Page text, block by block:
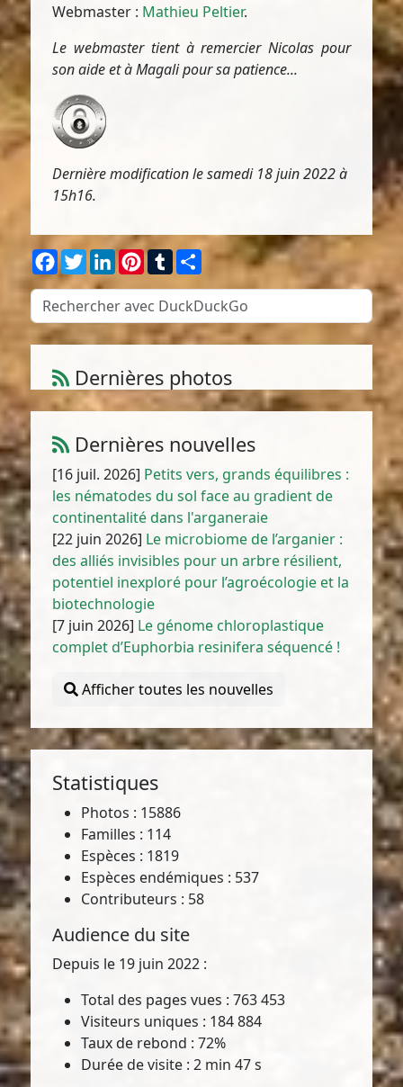
Webmaster : Mathieu Peltier.
Le webmaster tient à remercier Nicolas pour
son aide et à Magali pour sa patience...
Dernière modification le samedi 18 juin 2022 à
15h16.
Facebook
TwitterLinkedInPinterest
TumblrPartager
Dernières photos
Atriplex parvifolia Lowe
Dernières nouvelles
[16 juil. 2026] Petits vers, grands équilibres :
les nématodes du sol face au gradient de
continentalité dans l'arganeraie
[22 juin 2026] Le microbiome de l’arganier :
des alliés invisibles pour un arbre résilient,
potentiel inexploré pour l’agroécologie et la
biotechnologie
[7 juin 2026] Le génome chloroplastique
complet d’Euphorbia resinifera séquencé !
Afficher toutes les nouvelles
Statistiques
Photos : 15886
Familles : 114
Espèces : 1819
Espèces endémiques : 537
Contributeurs : 58
Audience du site
Depuis le 19 juin 2022 :
Total des pages vues : 763 453
Visiteurs uniques : 184 884
Taux de rebond : 72%
Durée de visite : 2 min 47 s